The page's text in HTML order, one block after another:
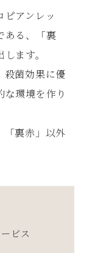
アンレッ
ある、「裏
ます。
殺菌効果に優
環境を作り
「裏⾚」以外
ビス